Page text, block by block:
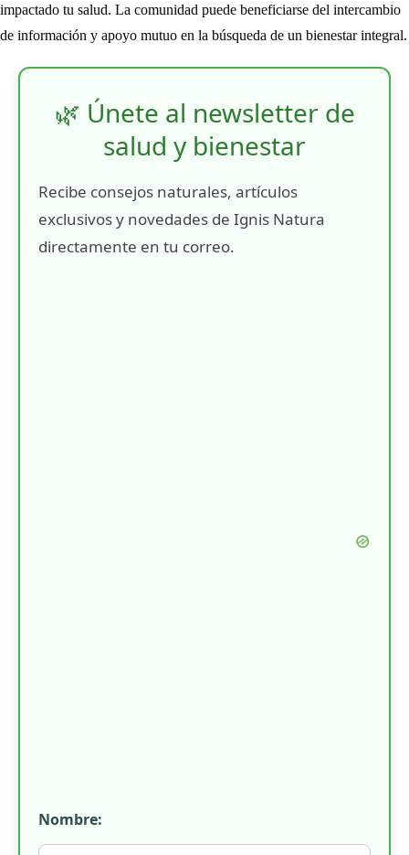
impactado tu salud. La comunidad puede beneficiarse del intercambio
de información y apoyo mutuo en la búsqueda de un bienestar integral.
🌿 Únete al newsletter de
salud y bienestar
Recibe consejos naturales, artículos
exclusivos y novedades de Ignis Natura
directamente en tu correo.
Nombre: